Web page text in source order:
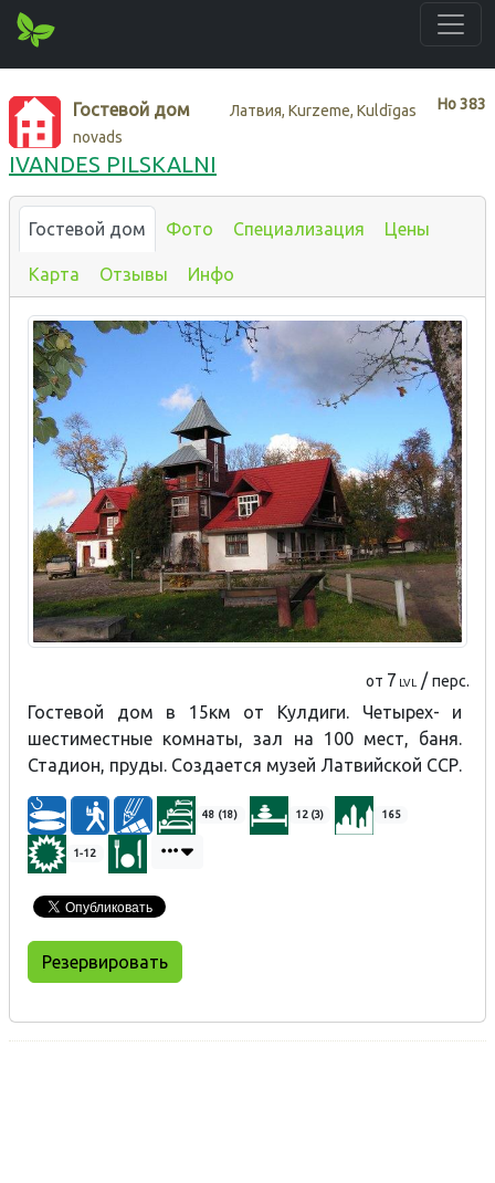
Нo383
Гостевой дом
Латвия, Kurzeme, Kuldīgas
novads
IVANDES PILSKALNI
Гостевой дом Фото Специализация Цены
Карта Отзывы Инфо
от 7 LVL /перс.
Гостевой дом в 15км от Кулдиги. Четырех- и
шестиместные комнаты, зал на 100 мест, баня.
Стадион, пруды. Создается музей Латвийской ССР.
48 (18) 12 (3) 165
1-12
Резервировать